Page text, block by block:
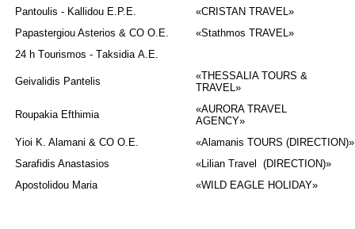
Pantoulis - Kallidou Ε.P.Ε.
«CRISTAN TRAVEL»
Papastergiou Asterios & CO Ο.Ε.
«Stathmos TRAVEL»
24 h Τourismos - Τaksidia Α.Ε.
Geivalidis Pantelis
«THESSALIA TOURS &
TRAVEL»
Roupakia Efthimia
«AURORA TRAVEL
AGENCY»
Yioi Κ. Αlamani & CO Ο.Ε.
«Alamanis ΤΟURS (DIRECTION)»
Sarafidis Anastasios
«Lilian Travel (DIRECTION)»
Apostolidou Maria
«WILD EAGLE HOLIDAY»